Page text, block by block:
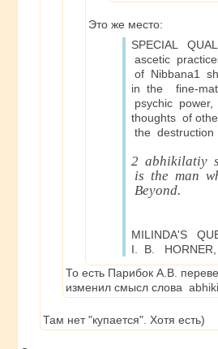
Это же место:
SPECIAL
ascetic
of Nibbana1
in the fine-
psychic
thoughts of
the
2 abhikilatiy
is the man
Beyond.
MILINDA'S
I. B.
То есть Парибок А.В.
изменил смысл слова
Там нет "купается". Хотя есть)